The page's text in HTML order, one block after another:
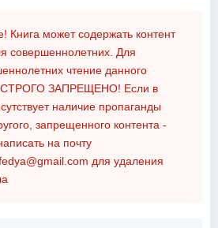
Книга может содержать контент
совершеннолетних. Для
чтение данного
СТРОГО ЗАПРЕЩЕНО! Если в
наличие пропаганды
запрещенного контента -
на почту
для удаления